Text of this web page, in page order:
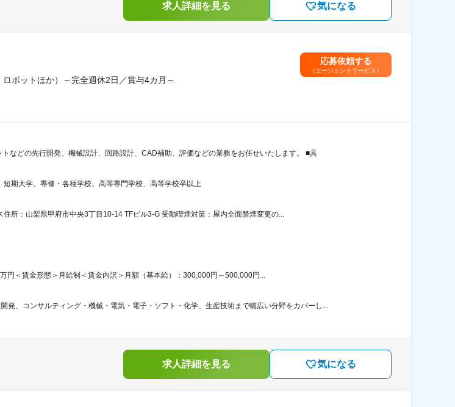
求人詳細を見る 気になる
ロボットほか）～完全週休2日／賞与4カ月～
応募依頼する
（エージェントサービス）
などの先行開発、機械設計、回路設計、CAD補助、評価などの業務をお任せいたします。 ■具
短期大学、専修・各種学校、高等専門学校、高等学校卒以上
住所：山梨県甲府市中央3丁目10-14 TFビル3-G 受動喫煙対策：屋内全面禁煙変更の...
円＜賃金形態＞月給制＜賃金内訳＞月額（基本給）：300,000円～500,000円...
発、コンサルティング・機械・電気・電子・ソフト・化学、生産技術まで幅広い分野をカバーし...
求人詳細を見る 気になる